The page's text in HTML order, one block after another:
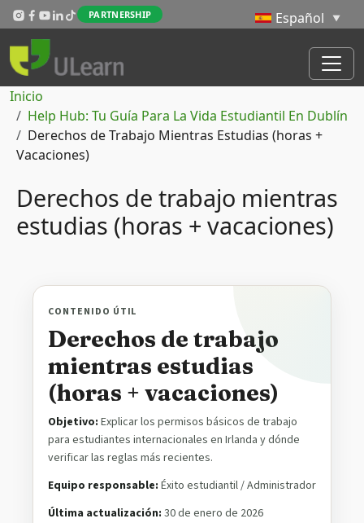
Pasar al contenido principal
PARTNERSHIP
Ruta de navegación
Inicio
Help Hub: Tu Guía Para La Vida Estudiantil En Dublín
Derechos de Trabajo Mientras Estudias (horas +
Vacaciones)
Derechos de trabajo mientras
estudias (horas + vacaciones)
CONTENIDO ÚTIL
Derechos de trabajo
mientras estudias
(horas + vacaciones)
Objetivo: Explicar los permisos básicos de trabajo
para estudiantes internacionales en Irlanda y dónde
verificar las reglas más recientes.
Equipo responsable: Éxito estudiantil / Administrador
Última actualización: 30 de enero de 2026